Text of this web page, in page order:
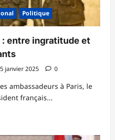
Politique
entre ingratitude et
janvier 2025 0
ambassadeurs à Paris, le
français...